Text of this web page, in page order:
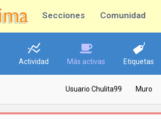
Secciones Comunidad
Actividad Más activas Etiquetas
Usuario Chulita99 Muro